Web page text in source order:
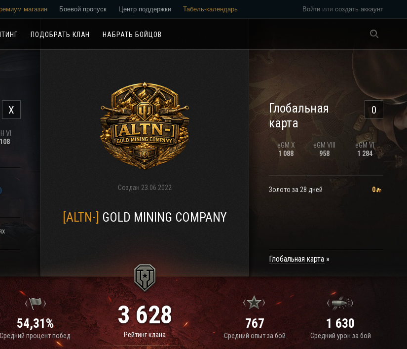
Войти или создать аккаунт
магазин Боевой пропуск Центр поддержки Табель-календарь
ПОДОБРАТЬ КЛАН НАБРАТЬ БОЙЦОВ
X
VI
Создан 23.06.2022
[ALTN-] GOLD MINING COMPANY
0
Глобальная
карта
eGM X
1 088
eGM VIII
958
eGM VI
1 284
Золото за 28 дней 0
Глобальная карта
54,31%
Средний процент побед
3 628
Рейтинг клана
767
Средний опыт за бой
1 630
Средний урон за бой